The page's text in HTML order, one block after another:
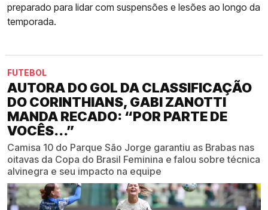
preparado para lidar com suspensões e lesões ao longo da
temporada.
FUTEBOL
AUTORA DO GOL DA CLASSIFICAÇÃO
DO CORINTHIANS, GABI ZANOTTI
MANDA RECADO: “POR PARTE DE
VOCÊS...”
Camisa 10 do Parque São Jorge garantiu as Brabas nas
oitavas da Copa do Brasil Feminina e falou sobre técnica
alvinegra e seu impacto na equipe